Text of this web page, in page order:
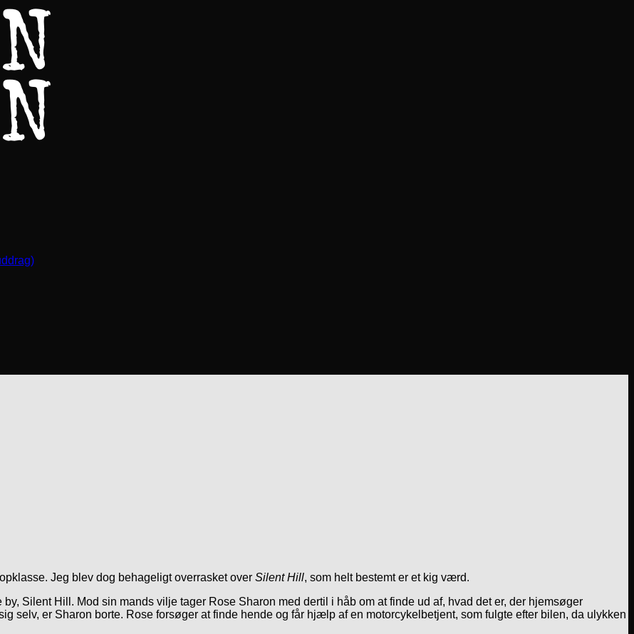
Jeg blev dog behageligt overrasket over Silent Hill, som helt bestemt er et kig værd.
Silent Hill. Mod sin mands vilje tager Rose Sharon med dertil i håb om at finde ud af, hvad det er, der hjemsøger
selv, er Sharon borte. Rose forsøger at finde hende og får hjælp af en motorcykelbetjent, som fulgte efter bilen, da ulykken